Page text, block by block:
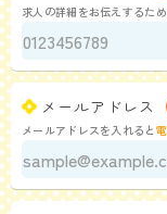
求人の詳細をお伝えするた
メールアドレス
メールアドレスを入れると